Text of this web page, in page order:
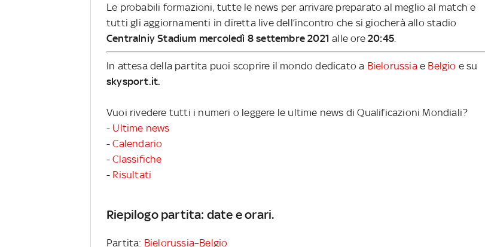
Le probabili formazioni, tutte le news per arrivare preparato al meglio al match e
tutti gli aggiornamenti in diretta live dell’incontro che si giocherà allo stadio
Centralniy Stadium mercoledì 8 settembre 2021 alle ore 20:45
In attesa della partita puoi scoprire il mondo dedicato a Bielorussiae Belgio e su
skysport.it.
Vuoi rivedere tutti i numeri o leggere le ultime news di Qualificazioni Mondiali?
- Ultime news
-Calendario
-Classifiche
- Risultati
Riepilogo partita: date e orari.
Partita: Bielorussia–Belgio